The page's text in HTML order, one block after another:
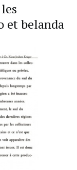
et belanda